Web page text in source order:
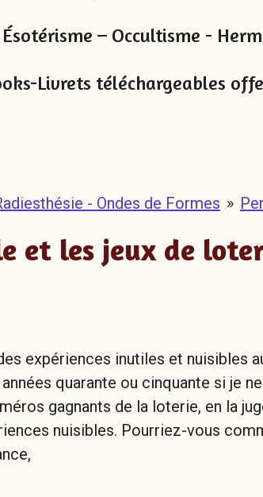
Ésotérisme – Occultisme -
Livrets téléchargeables
- Ondes de Formes »
et les jeux de
expériences inutiles et nuisibles
quarante ou cinquante si je
gagnants de la loterie, en la
nuisibles. Pourriez-vous